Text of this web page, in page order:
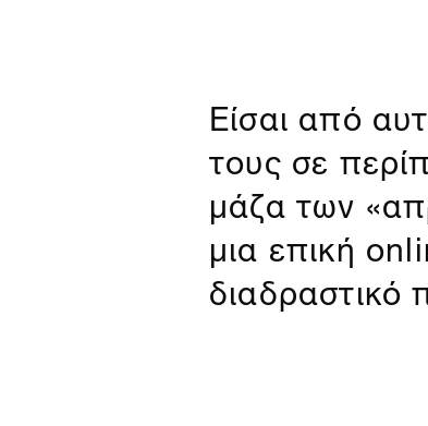
Είσαι από
τους σε
μάζα των
μια επική
διαδραστικό